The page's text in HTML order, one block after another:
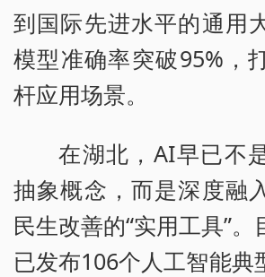
到国际先进水平的通用
模型准确率突破95%，
杆应用场景。
在湖北，AI早已不
抽象概念，而是深度融
民生改善的“实用工具”
已发布106个人工智能典